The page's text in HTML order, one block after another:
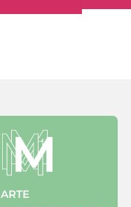
ARTE